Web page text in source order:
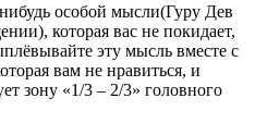
особой мысли(Гуру Дев
которая вас не покидает,
эту мысль вместе с
вам не нравиться, и
зону «1/3 – 2/3» головного